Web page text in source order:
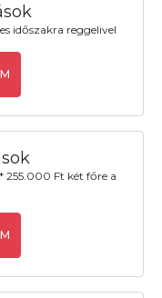
időszakra reggelivel
255.000 Ft két főre a